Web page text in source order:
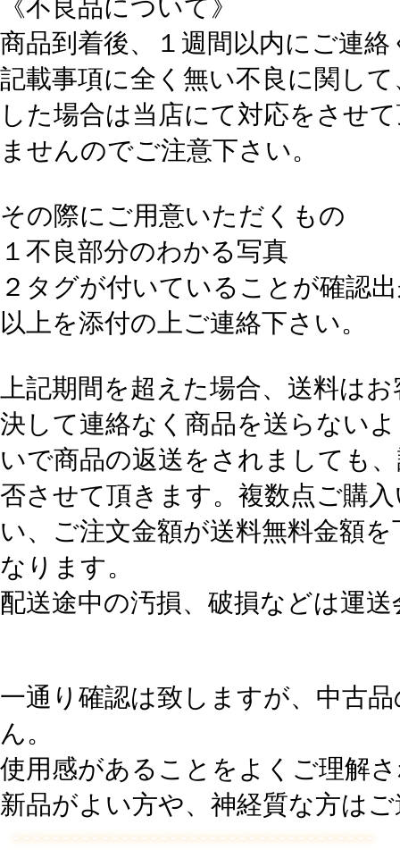
《不良品について》
商品到着後、１週間以内にご連
記載事項に全く無い不良に関し
した場合は当店にて対応をさせ
ませんのでご注意下さい。
その際にご用意いただくもの
１不良部分のわかる写真
２タグが付いていることが確認
以上を添付の上ご連絡下さい。
上記期間を超えた場合、送料は
決して連絡なく商品を送らない
いで商品の返送をされましても
否させて頂きます。複数点ご購
い、ご注文金額が送料無料金額
なります。
配送途中の汚損、破損などは運
一通り確認は致しますが、中古
ん。
使用感があることをよくご理解
新品がよい方や、神経質な方は